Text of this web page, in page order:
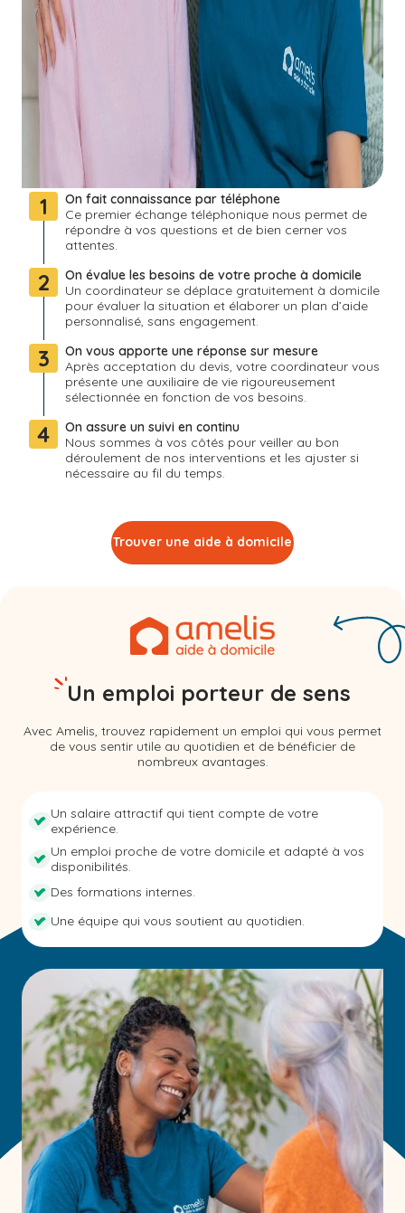
1
On fait connaissance par téléphone
Ce premier échange téléphonique nous permet de
répondre à vos questions et de bien cerner vos
attentes.
2
On évalue les besoins de votre proche à domicile
Un coordinateur se déplace gratuitement à domicile
pour évaluer la situation et élaborer un plan d’aide
personnalisé, sans engagement.
3
On vous apporte une réponse sur mesure
Après acceptation du devis, votre coordinateur vous
présente une auxiliaire de vie rigoureusement
sélectionnée en fonction de vos besoins.
4
On assure un suivi en continu
Nous sommes à vos côtés pour veiller au bon
déroulement de nos interventions et les ajuster si
nécessaire au fil du temps.
Trouver une aide à domicile
Un emploi porteur de sens
Avec Amelis, trouvez rapidement un emploi qui vous permet
de vous sentir utile au quotidien et de bénéficier de
nombreux avantages.
Un salaire attractif qui tient compte de votre
expérience.
Un emploi proche de votre domicile et adapté à vos
disponibilités.
Des formations internes.
Une équipe qui vous soutient au quotidien.